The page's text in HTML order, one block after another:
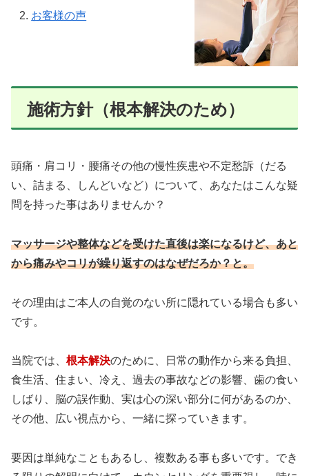
お客様の声
施術方針（根本解決のため）
頭痛・肩コリ・腰痛その他の慢性疾患や不定愁訴（だる
い、詰まる、しんどいなど）について、あなたはこんな疑
問を持った事はありませんか？
マッサージや整体などを受けた直後は楽になるけど、あと
から痛みやコリが繰り返すのはなぜだろか？と。
その理由はご本人の自覚のない所に隠れている場合も多い
です。
当院では、 根本解決のために、日常の動作から来る負担、
食生活、住まい、冷え、過去の事故などの影響、歯の食い
しばり、脳の誤作動、実は心の深い部分に何があるのか、
その他、広い視点から、一緒に探っていきます。
要因は単純なこともあるし、複数ある事も多いです。でき